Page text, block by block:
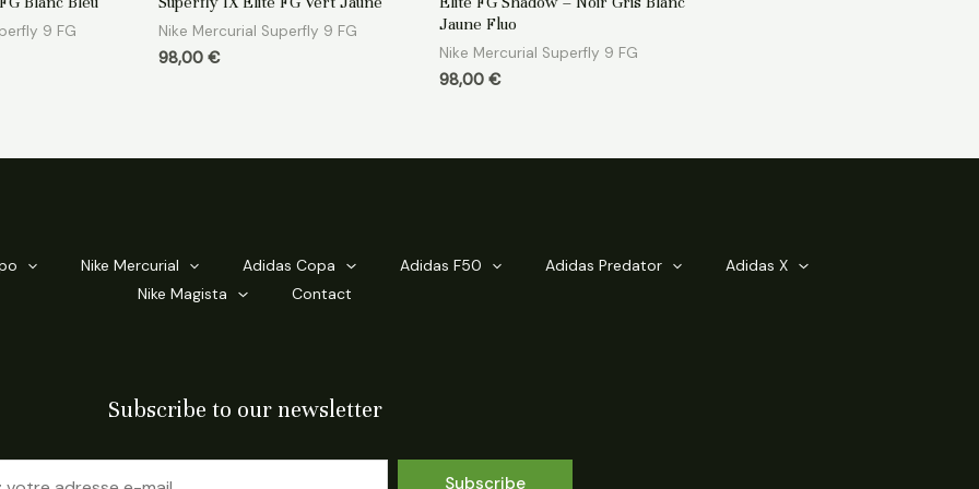
9 FG
sur
Nike Mercurial Superfly 9 FG
98,00 €
sur
5
Jaune Fluo
Nike Mercurial Superfly 9 FG
98,00 €
Nike Mercurial Adidas Copa Adidas F50 Adidas Predator
Adidas X
Nike Magista
Contact
Subscribe to our newsletter
Subscribe